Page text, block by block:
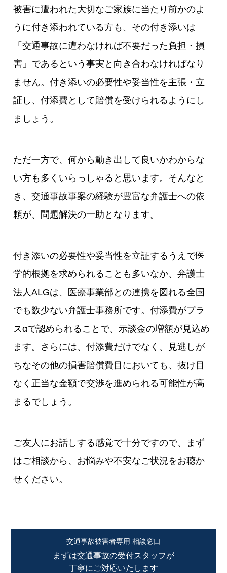
被害に遭われた大切なご家族に当たり前かのよ
うに付き添われている方も、その付き添いは
「交通事故に遭わなければ不要だった負担・損
害」であるという事実と向き合わなければなり
ません。付き添いの必要性や妥当性を主張・立
証し、付添費として賠償を受けられるようにし
ましょう。
ただ一方で、何から動き出して良いかわからな
い方も多くいらっしゃると思います。そんなと
き、交通事故事案の経験が豊富な弁護士への依
頼が、問題解決の一助となります。
付き添いの必要性や妥当性を立証するうえで医
学的根拠を求められることも多いなか、弁護士
法人ALGは、医療事業部との連携を図れる全国
でも数少ない弁護士事務所です。付添費がプラ
スαで認められることで、示談金の増額が見込め
ます。さらには、付添費だけでなく、見逃しが
ちなその他の損害賠償費目においても、抜け目
なく正当な金額で交渉を進められる可能性が高
まるでしょう。
ご友人にお話しする感覚で十分ですので、まず
はご相談から、お悩みや不安なご状況をお聴か
せください。
交通事故被害者専用 相談窓口
まずは交通事故の受付スタッフが
丁寧にご対応いたします